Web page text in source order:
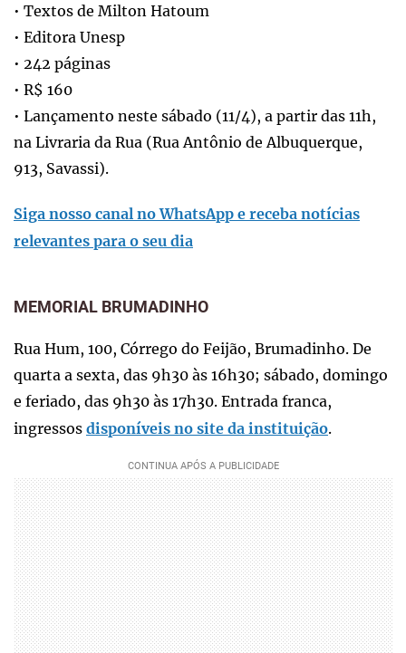
• Textos de Milton Hatoum
• Editora Unesp
• 242 páginas
• R$ 160
• Lançamento neste sábado (11/4), a partir das 11h,
na Livraria da Rua (Rua Antônio de Albuquerque,
913, Savassi).
Siga nosso canal no WhatsApp e receba notícias
relevantes para o seu dia
MEMORIAL BRUMADINHO
Rua Hum, 100, Córrego do Feijão, Brumadinho. De
quarta a sexta, das 9h30 às 16h30; sábado, domingo
e feriado, das 9h30 às 17h30. Entrada franca,
ingressos disponíveis no site da instituição.